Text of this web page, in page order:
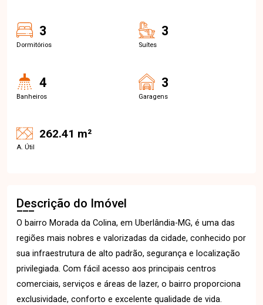
3
Dormitórios
3
Suítes
4
Banheiros
3
Garagens
262.41 m²
A. Útil
Descrição do Imóvel
O bairro Morada da Colina, em Uberlândia-MG, é uma das
regiões mais nobres e valorizadas da cidade, conhecido por
sua infraestrutura de alto padrão, segurança e localização
privilegiada. Com fácil acesso aos principais centros
comerciais, serviços e áreas de lazer, o bairro proporciona
exclusividade, conforto e excelente qualidade de vida.